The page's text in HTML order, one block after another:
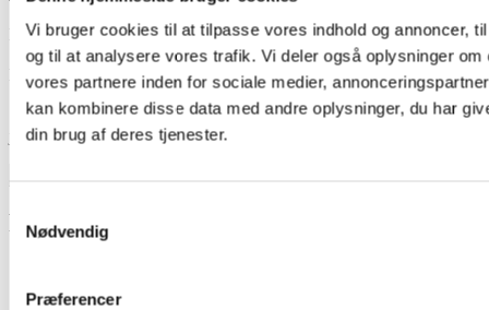
Vi bruger cookies til at tilpasse vores indhold og annoncer,
og til at analysere vores trafik. Vi deler også oplysninger
vores partnere inden for sociale medier,
kan kombinere disse data med andre oplysninger, du har
din brug af deres tjenester.
Samtykkevalg
Nødvendig
Præferencer
Navn*
E-mail *
Gem mit navn, mail og websted i denne browser til næste gang
jeg kommenterer.
Relaterede varer